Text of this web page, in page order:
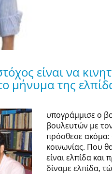
είναι να
μήνυμα της
υπογράμμισε ο
βουλευτών με
πρόσθεσε ακόμα:
κοινωνίας. Που
είναι ελπίδα
δίναμε ελπίδα,